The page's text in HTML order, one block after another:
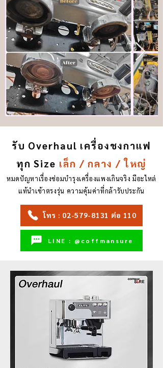
รับ Overhaul เครื่องชงกาแฟ
ทุก Size เล็ก / กลาง / ใหญ่
หมดปัญหาเรื่องซ่อมบำรุงเครื่องแพงเกินจริง มีอะไหล่
แท้นำเข้าตรงรุ่น ความคุ้มค่าที่กล้ารับประกัน
โทร : 02-579-8131 ต่อ 110
LINE : @coffmansure